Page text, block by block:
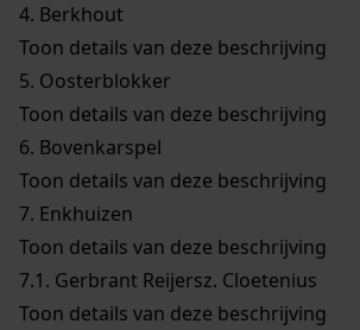
4. Berkhout
Toon details van deze beschrijving
5. Oosterblokker
Toon details van deze beschrijving
6. Bovenkarspel
Toon details van deze beschrijving
7. Enkhuizen
Toon details van deze beschrijving
7.1. Gerbrant Reijersz. Cloetenius
Toon details van deze beschrijving